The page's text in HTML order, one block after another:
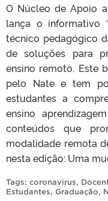
O Núcleo de Apoio
lança o informativo
técnico pedagógico
de soluções para
ensino remoto. Este
pelo Nate e tem
estudantes a
ensino
conteúdos que
modalidade remota
nesta edição: Uma
Tags: coronavirus,
Estudantes, Graduação,